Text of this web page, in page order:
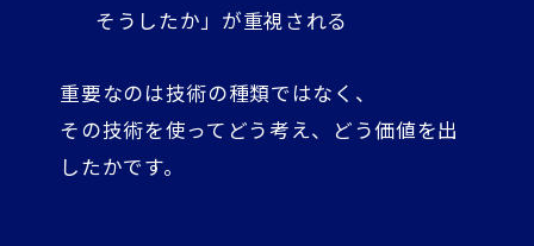
そうしたか」が重視される
重要なのは技術の種類ではなく、
その技術を使ってどう考え、どう価値を出
したかです。